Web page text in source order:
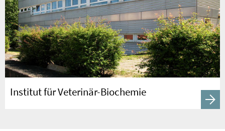
Institut für Veterinär-Biochemie